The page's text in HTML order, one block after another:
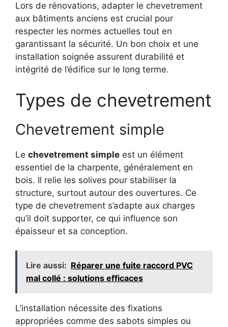
Lors de rénovations, adapter le chevetrement
aux bâtiments anciens est crucial pour
respecter les normes actuelles tout en
garantissant la sécurité. Un bon choix et une
installation soignée assurent durabilité et
intégrité de l’édifice sur le long terme.
Types de chevetrement
Chevetrement simple
Le chevetrement simple est un élément
essentiel de la charpente, généralement en
bois. Il relie les solives pour stabiliser la
structure, surtout autour des ouvertures. Ce
type de chevetrement s’adapte aux charges
qu’il doit supporter, ce qui influence son
épaisseur et sa conception.
Lire aussi: Réparer une fuite raccord PVC
mal collé : solutions efficaces
L’installation nécessite des fixations
appropriées comme des sabots simples ou